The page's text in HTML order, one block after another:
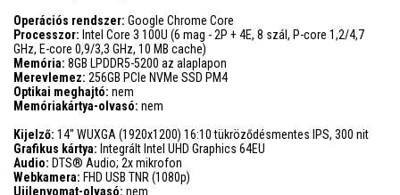
Operációs rendszer: Google Chrome Core
Processzor: Intel Core 3 100U (6 mag - 2P + 4E, 8 szál, P-core 1,2/4,7
GHz, E-core 0,9/3,3 GHz, 10 MB cache)
Memória: 8GB LPDDR5-5200 az alaplapon
Merevlemez: 256GB PCIe NVMe SSD PM4
Optikai meghajtó: nem
Memóriakártya-olvasó: nem
Kijelző: 14" WUXGA (1920x1200) 16:10 tükröződésmentes IPS, 300 nit
Grafikus kártya: Integrált Intel UHD Graphics 64EU
Audio: DTS® Audio; 2x mikrofon
Webkamera: FHD USB TNR (1080p)
Ujjlenyomat-olvasó: nem